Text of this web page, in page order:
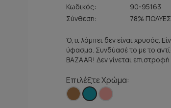
Κωδικός:
90-95163
Σύνθεση:
78%
Ό,τι λάμπει δεν είναι χρυσός.
ύφασμα. Συνδύασέ το με το
BAZAAR! Δεν γίνεται
Επιλέξτε Χρώμα: